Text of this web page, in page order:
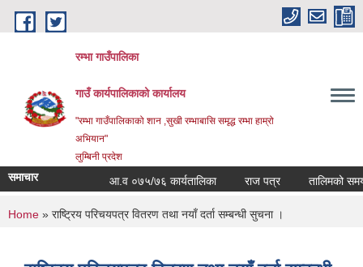
Skip to main content
रम्भा गाउँपालिका
गाउँ कार्यपालिकाको कार्यालय
"रम्भा गाउँपालिकाको शान ,सुखी रम्भाबासि समृद्ध रम्भा हाम्रो
अभियान"
लुम्बिनी प्रदेश
समाचार आ.व ०७५/७६ कार्यतालिका राज पत्र तालिमको समय
You are here
Home » राष्ट्रिय परिचयपत्र वितरण तथा नयाँ दर्ता सम्बन्धी सुचना ।